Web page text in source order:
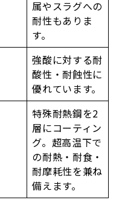
属やスラグへの
耐性もありま
す。
強酸に対する耐
酸性・耐蝕性に
優れています。
特殊耐熱鋼を2
層にコーティン
グ。超高温下で
の耐熱・耐食・
耐摩耗性を兼ね
備えます。